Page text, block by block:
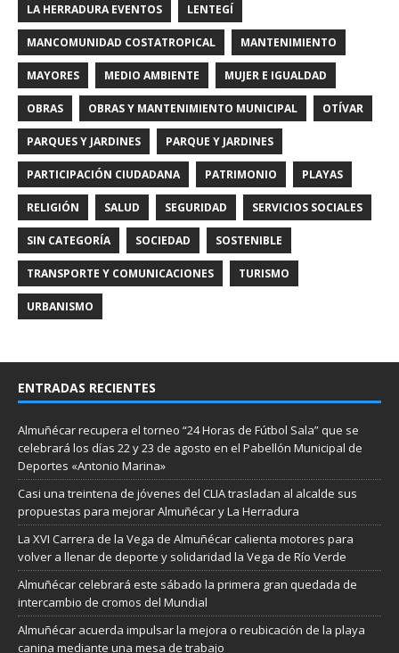
LA HERRADURA EVENTOS LENTEGÍ
MANCOMUNIDAD COSTATROPICAL MANTENIMIENTO
MAYORES MEDIO AMBIENTE MUJER E IGUALDAD
OBRAS OBRAS Y MANTENIMIENTO MUNICIPAL OTÍVAR
PARQUES Y JARDINES PARQUE Y JARDINES
PARTICIPACIÓN CIUDADANA PATRIMONIO PLAYAS
RELIGIÓN SALUD SEGURIDAD SERVICIOS SOCIALES
SIN CATEGORÍA SOCIEDAD SOSTENIBLE
TRANSPORTE Y COMUNICACIONES TURISMO
URBANISMO
ENTRADAS RECIENTES
Almuñécar recupera el torneo “24 Horas de Fútbol Sala” que se
celebrará los días 22 y 23 de agosto en el Pabellón Municipal de
Deportes «Antonio Marina»
Casi una treintena de jóvenes del CLIA trasladan al alcalde sus
propuestas para mejorar Almuñécar y La Herradura
La XVI Carrera de la Vega de Almuñécar calienta motores para
volver a llenar de deporte y solidaridad la Vega de Río Verde
Almuñécar celebrará este sábado la primera gran quedada de
intercambio de cromos del Mundial
Almuñécar acuerda impulsar la mejora o reubicación de la playa
canina mediante una mesa de trabajo